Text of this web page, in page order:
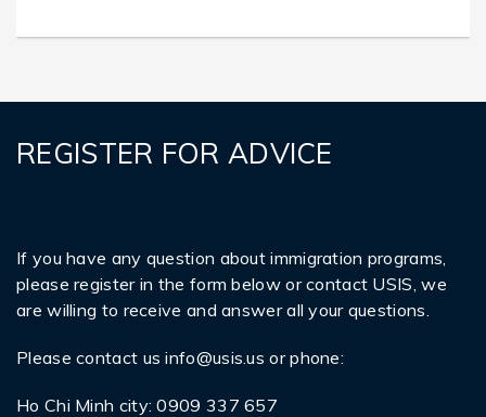
REGISTER FOR ADVICE
If you have any question about immigration programs,
please register in the form below or contact USIS, we
are willing to receive and answer all your questions.
Please contact usinfo@usis.us or phone:
Ho Chi Minh city: 0909 337 657